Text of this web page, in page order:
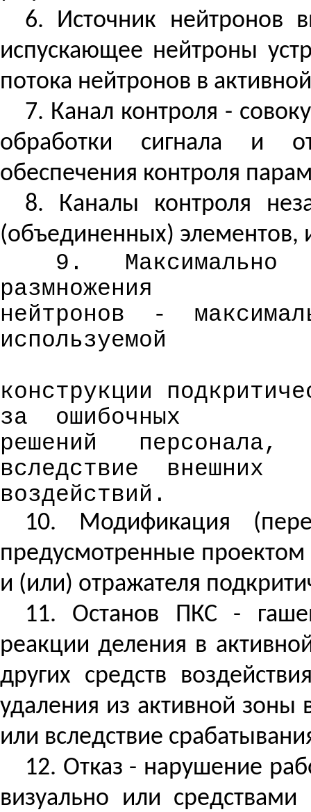
6. Источник нейтронов
испускающее нейтроны
потока нейтронов в
7. Канал контроля -
обработки сигнала и
обеспечения контроля
8. Каналы контроля
(объединенных) элементов,
9.
Максимально
размножения
нейтронов
-
используемой
конструкции
за
ошибочных
решений
персонала,
вследствие
внешних
воздействий.
10. Модификация
предусмотренные проектом
и (или) отражателя
11. Останов ПКС -
реакции деления в
других средств
удаления из активной зоны
или вследствие
12. Отказ - нарушение
визуально или